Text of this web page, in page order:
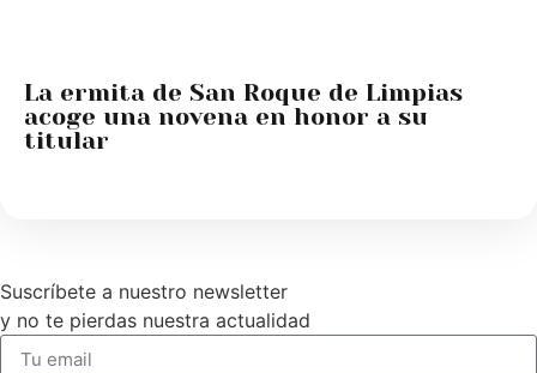
La ermita de San Roque de Limpias
acoge una novena en honor a su
titular
Suscríbete a nuestro newsletter
y no te pierdas nuestra actualidad